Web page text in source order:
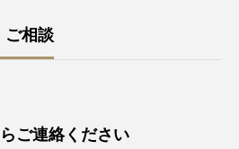
ご相談
ご連絡ください